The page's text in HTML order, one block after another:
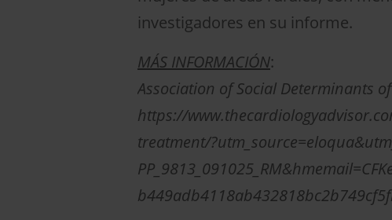
investigadores en su informe.
MÁS INFORMACIÓN:
Association of Social Determinants
https://
treatment/